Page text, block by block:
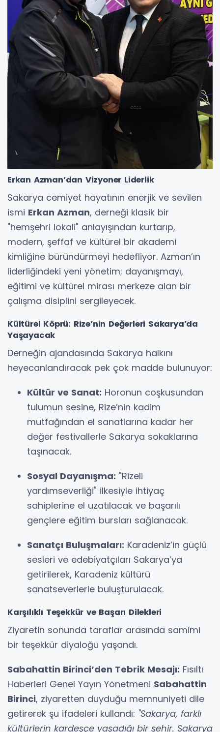
Erkan Azman’dan Vizyoner Liderlik
Sakarya cemiyet hayatının enerjik ve sevilen
ismi Erkan Azman, derneği klasik bir
"hemşehri lokali" anlayışından kurtarıp,
modern, şeffaf ve kültürel bir akademi
kimliğine büründürmeyi hedefliyor. Azman’ın
liderliğindeki yeni yönetim; dayanışmayı,
eğitimi ve kültürel mirası merkeze alan bir
çalışma disiplini sergileyecek.
Kültürel Köprü: Rize’nin Değerleri Sakarya’da
Yaşayacak
Derneğin ajandasında Sakarya halkını
heyecanlandıracak pek çok madde bulunuyor:
Kültür ve Sanat: Horonun coşkusundan
tulumun sesine, Rize’nin kadim
mutfağından el sanatlarına kadar her
değer festivallerle Sakarya sokaklarına
taşınacak.
Sosyal Dayanışma: "Rizeli
yardımseverliği" ilkesiyle ihtiyaç
sahiplerine el uzatılacak ve başarılı
gençlere eğitim bursları sağlanacak.
Sanatçı Buluşmaları: Karadeniz’in güçlü
sesleri ve edebiyatçıları Sakarya’ya
getirilerek, Karadeniz kültürü
sanatseverlerle buluşturulacak.
Karşılıklı Teşekkür ve Başarı Dilekleri
Ziyaretin sonunda taraflar arasında samimi
bir teşekkür diyaloğu yaşandı.
Sabahattin Birinci’den Tebrik Mesajı: Fısıltı
Haberleri Genel Yayın Yönetmeni Sabahattin
Birinci, ziyaretten duyduğu memnuniyeti dile
getirerek şu ifadeleri kullandı: "Sakarya, farklı
kültürlerin kardeşçe yaşadığı bir şehir. Sakarya